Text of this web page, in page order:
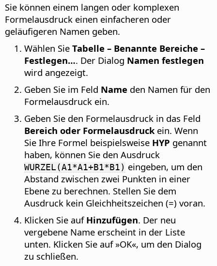
Sie können einem langen oder komplexen
Formelausdruck einen einfacheren oder
geläufigeren Namen geben.
Wählen Sie Tabelle – Benannte Bereiche –
Festlegen…. Der Dialog Namen festlegen
wird angezeigt.
Geben Sie im Feld Name den Namen für den
Formelausdruck ein.
Geben Sie den Formelausdruck in das Feld
Bereich oder Formelausdruck ein. Wenn
Sie Ihre Formel beispielsweise HYP genannt
haben, können Sie den Ausdruck
WURZEL(A1*A1+B1*B1) eingeben, um den
Abstand zwischen zwei Punkten in einer
Ebene zu berechnen. Stellen Sie dem
Ausdruck kein Gleichheitszeichen (=) voran.
Klicken Sie auf Hinzufügen. Der neu
vergebene Name erscheint in der Liste
unten. Klicken Sie auf »OK«, um den Dialog
zu schließen.